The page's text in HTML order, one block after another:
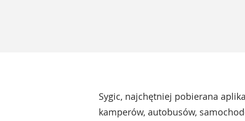
Sygic, najchętniej pobierana
kamperów, autobusów,